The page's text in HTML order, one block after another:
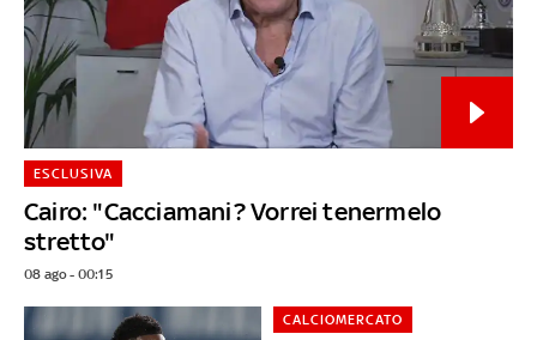
Cairo: "Cacciamani? Vorrei tenermelo
stretto"
ESCLUSIVA
08 ago - 00:15
CALCIOMERCATO